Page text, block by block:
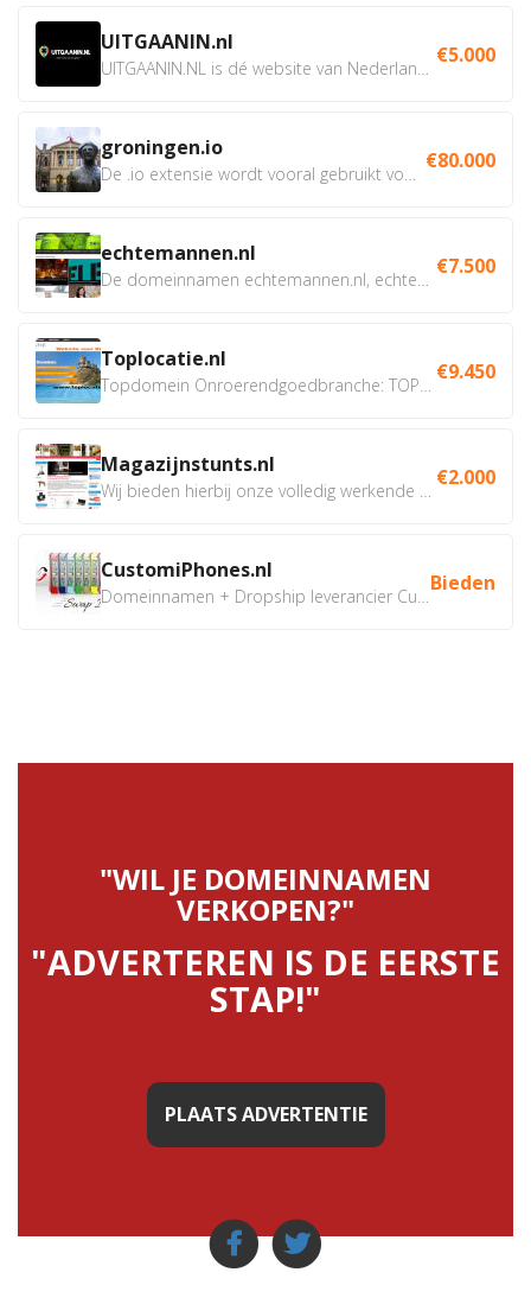
UITGAANIN.nl €5.000
groningen.io €80.000
echtemannen.nl €7.500
Toplocatie.nl €9.450
Magazijnstunts.nl €2.000
CustomiPhones.nl Bieden
"WIL JE DOMEINNAMEN
VERKOPEN?"
"ADVERTEREN IS DE EERSTE
STAP!"
PLAATS ADVERTENTIE